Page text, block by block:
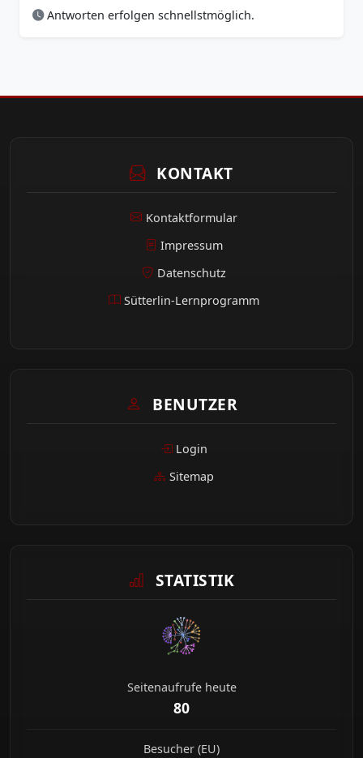
Antworten erfolgen schnellstmöglich.
KONTAKT
Kontaktformular
Impressum
Datenschutz
Sütterlin-Lernprogramm
BENUTZER
Login
Sitemap
STATISTIK
Seitenaufrufe heute
80
Besucher (EU)